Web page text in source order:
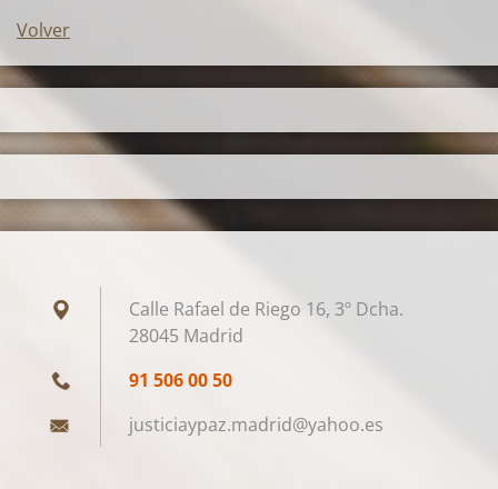
Volver
Calle Rafael de Riego 16, 3º Dcha.
28045 Madrid
91 506 00 50
justiciaypaz.madrid@yahoo.es